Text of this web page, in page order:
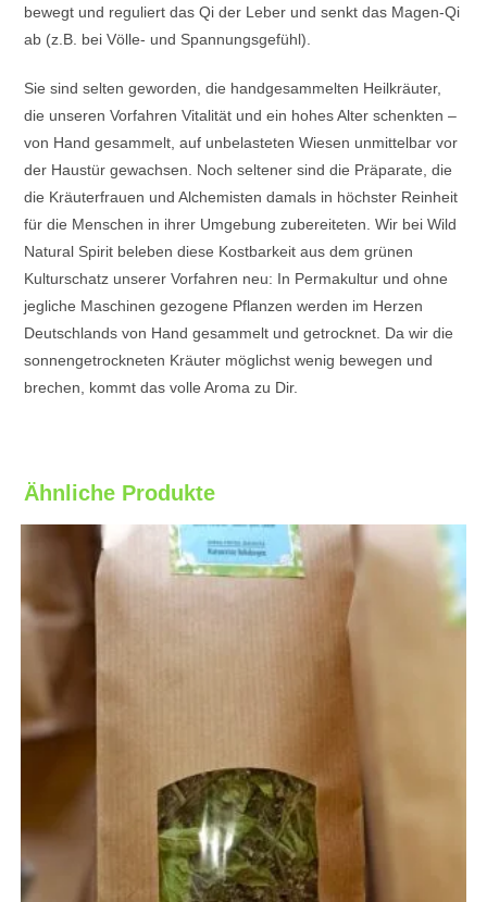
bewegt und reguliert das Qi der Leber und senkt das Magen-Qi
ab (z.B. bei Völle- und Spannungsgefühl).
Sie sind selten geworden, die handgesammelten Heilkräuter,
die unseren Vorfahren Vitalität und ein hohes Alter schenkten –
von Hand gesammelt, auf unbelasteten Wiesen unmittelbar vor
der Haustür gewachsen. Noch seltener sind die Präparate, die
die Kräuterfrauen und Alchemisten damals in höchster Reinheit
für die Menschen in ihrer Umgebung zubereiteten. Wir bei Wild
Natural Spirit beleben diese Kostbarkeit aus dem grünen
Kulturschatz unserer Vorfahren neu: In Permakultur und ohne
jegliche Maschinen gezogene Pflanzen werden im Herzen
Deutschlands von Hand gesammelt und getrocknet. Da wir die
sonnengetrockneten Kräuter möglichst wenig bewegen und
brechen, kommt das volle Aroma zu Dir.
Ähnliche Produkte